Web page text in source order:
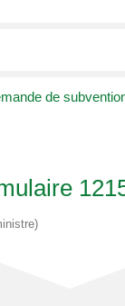
de